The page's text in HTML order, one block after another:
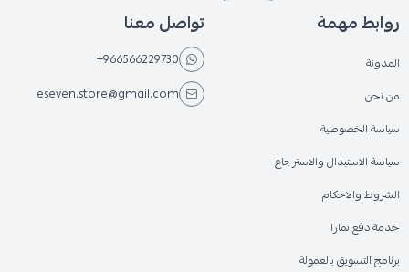
روابط مهمة
المدونة
من نحن
سياسة الخصوصية
سياسة الاستبدال والاسترجاع
الشروط والاحكام
خدمة دفع تمارا
برنامج التسويق بالعمولة
تواصل معنا
+966566229730
eseven.store@gmail.com